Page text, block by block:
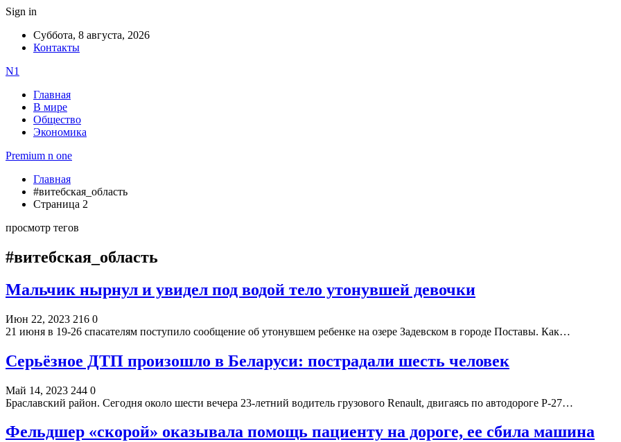
Sign in
Суббота, 8 августа, 2026
Контакты
N1
Главная
В мире
Общество
Экономика
Premium n one
Главная
#витебская_область
Страница 2
просмотр тегов
#витебская_область
Мальчик нырнул и увидел под водой тело утонувшей девочки
Июн 22, 2023 216 0
21 июня в 19-26 спасателям поступило сообщение об утонувшем ребенке на озере Задевском в городе Поставы. Как…
Серьёзное ДТП произошло в Беларуси: пострадали шесть человек
Май 14, 2023 244 0
Браславский район. Сегодня около шести вечера 23-летний водитель грузового Renault, двигаясь по автодороге Р-27…
Фельдшер «скорой» оказывала помощь пациенту на дороге, ее сбила машина